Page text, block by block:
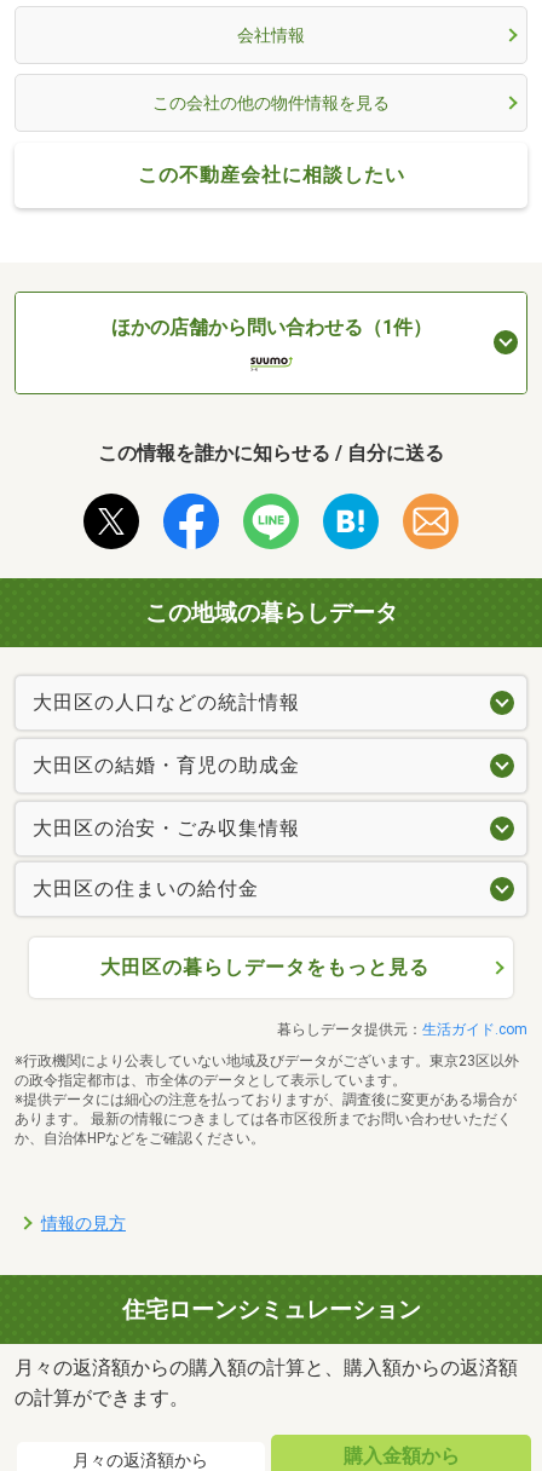
会社情報
この会社の他の物件情報を見る
この不動産会社に相談したい
ほかの店舗から問い合わせる（1件）
この情報を誰かに知らせる / 自分に送る
この地域の暮らしデータ
大田区の人口などの統計情報
大田区の結婚・育児の助成金
大田区の治安・ごみ収集情報
大田区の住まいの給付金
大田区の暮らしデータをもっと見る
暮らしデータ提供元： 生活ガイド.com
※行政機関により公表していない地域及びデータがございます。東京23区以外
の政令指定都市は、市全体のデータとして表示しています。
※提供データには細心の注意を払っておりますが、調査後に変更がある場合が
あります。 最新の情報につきましては各市区役所までお問い合わせいただく
か、自治体HPなどをご確認ください。
情報の見方
住宅ローンシミュレーション
月々の返済額からの購入額の計算と、購入額からの返済額
の計算ができます。
月々の返済額から
購入金額から